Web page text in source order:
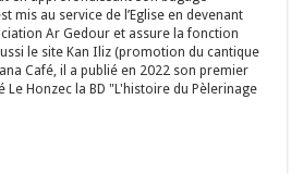
mis au service de l’Eglise en devenant
Ar Gedour et assure la fonction
le site Kan Iliz (promotion du cantique
Café, il a publié en 2022 son premier
Le Honzec la BD "L'histoire du Pèlerinage